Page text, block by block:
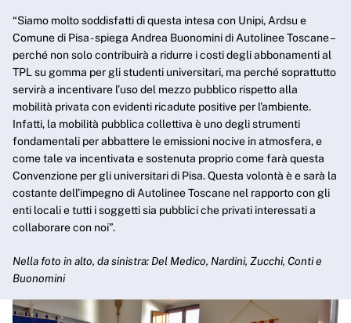
“Siamo molto soddisfatti di questa intesa con Unipi, Ardsu e
Comune di Pisa - spiega Andrea Buonomini di Autolinee Toscane –
perché non solo contribuirà a ridurre i costi degli abbonamenti al
TPL su gomma per gli studenti universitari, ma perché soprattutto
servirà a incentivare l’uso del mezzo pubblico rispetto alla
mobilità privata con evidenti ricadute positive per l’ambiente.
Infatti, la mobilità pubblica collettiva è uno degli strumenti
fondamentali per abbattere le emissioni nocive in atmosfera, e
come tale va incentivata e sostenuta proprio come farà questa
Convenzione per gli universitari di Pisa. Questa volontà è e sarà la
costante dell’impegno di Autolinee Toscane nel rapporto con gli
enti locali e tutti i soggetti sia pubblici che privati interessati a
collaborare con noi”.
Nella foto in alto, da sinistra: Del Medico, Nardini, Zucchi, Conti e
Buonomini